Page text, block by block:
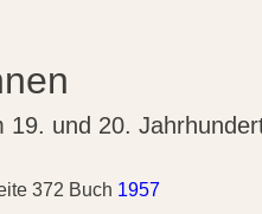
19. und 20.
372 Buch 1957